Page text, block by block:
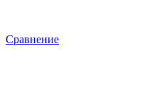
Сравнение